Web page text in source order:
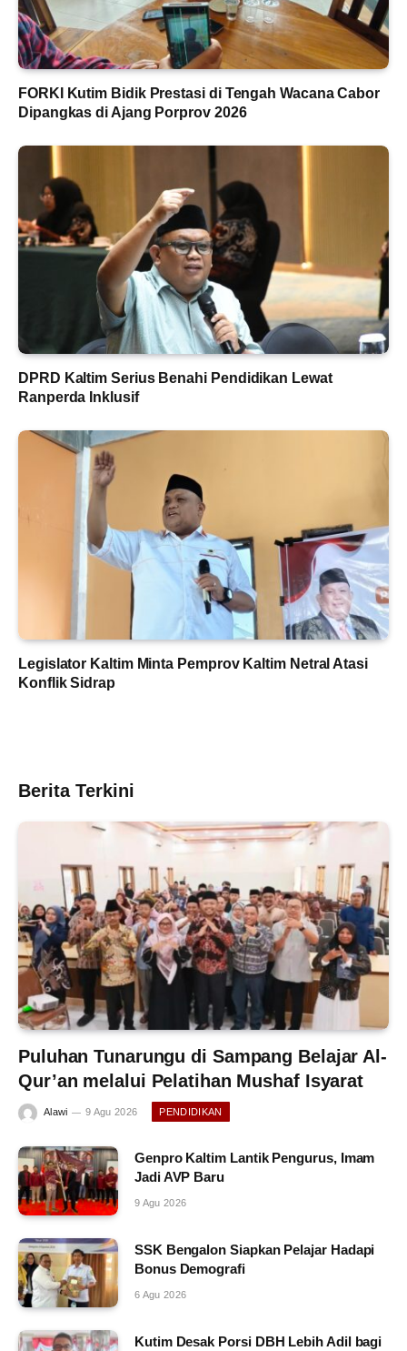
FORKI Kutim Bidik Prestasi di Tengah Wacana Cabor
Dipangkas di Ajang Porprov 2026
DPRD Kaltim Serius Benahi Pendidikan Lewat
Ranperda Inklusif
Legislator Kaltim Minta Pemprov Kaltim Netral Atasi
Konflik Sidrap
Berita Terkini
Puluhan Tunarungu di Sampang Belajar Al-
Qur’an melalui Pelatihan Mushaf Isyarat
Alawi 9 Agu 2026 PENDIDIKAN
Genpro Kaltim Lantik Pengurus, Imam
Jadi AVP Baru
9 Agu 2026
SSK Bengalon Siapkan Pelajar Hadapi
Bonus Demografi
6 Agu 2026
Kutim Desak Porsi DBH Lebih Adil bagi